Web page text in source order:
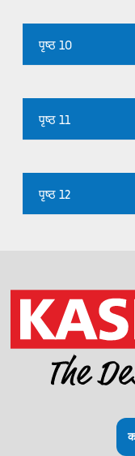
पृष्ठ 10
पृष्ठ 11
पृष्ठ 12